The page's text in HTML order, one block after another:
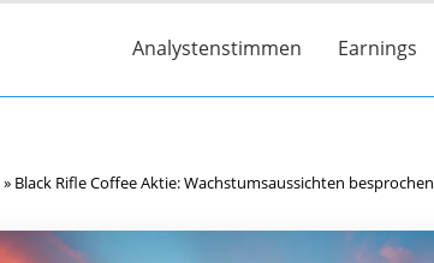
Analystenstimmen Earnings
» Black Rifle Coffee Aktie: Wachstumsaussichten besprochen